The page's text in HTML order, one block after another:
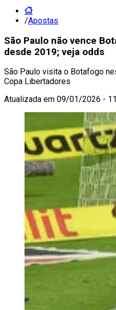
/Apostas
São Paulo não vence
desde 2019; veja odds
São Paulo visita o Botafogo
Copa Libertadores
Atualizada em 09/01/2026 -